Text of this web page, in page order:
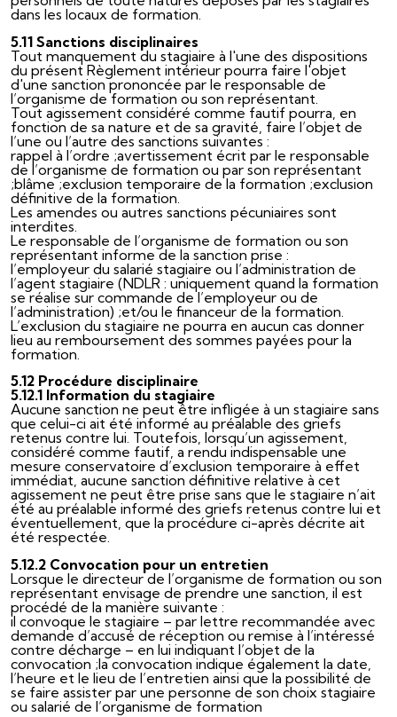
dans les locaux de formation.
5.11 Sanctions disciplinaires
Tout manquement du stagiaire à l'une des dispositions
du présent Règlement intérieur pourra faire l'objet
d'une sanction prononcée par le responsable de
l’organisme de formation ou son représentant.
Tout agissement considéré comme fautif pourra, en
fonction de sa nature et de sa gravité, faire l’objet de
l’une ou l’autre des sanctions suivantes :
rappel à l’ordre ;avertissement écrit par le responsable
de l’organisme de formation ou par son représentant
;blâme ;exclusion temporaire de la formation ;exclusion
définitive de la formation.
Les amendes ou autres sanctions pécuniaires sont
interdites.
Le responsable de l’organisme de formation ou son
représentant informe de la sanction prise :
l’employeur du salarié stagiaire ou l’administration de
l’agent stagiaire (NDLR : uniquement quand la formation
se réalise sur commande de l’employeur ou de
l’administration) ;et/ou le financeur de la formation.
L’exclusion du stagiaire ne pourra en aucun cas donner
lieu au remboursement des sommes payées pour la
formation.
5.12 Procédure disciplinaire
5.12.1 Information du stagiaire
Aucune sanction ne peut être infligée à un stagiaire sans
que celui-ci ait été informé au préalable des griefs
retenus contre lui. Toutefois, lorsqu’un agissement,
considéré comme fautif, a rendu indispensable une
mesure conservatoire d’exclusion temporaire à effet
immédiat, aucune sanction définitive relative à cet
agissement ne peut être prise sans que le stagiaire n’ait
été au préalable informé des griefs retenus contre lui et
éventuellement, que la procédure ci-après décrite ait
été respectée.
5.12.2 Convocation pour un entretien
Lorsque le directeur de l’organisme de formation ou son
représentant envisage de prendre une sanction, il est
procédé de la manière suivante :
il convoque le stagiaire – par lettre recommandée avec
demande d’accusé de réception ou remise à l’intéressé
contre décharge – en lui indiquant l’objet de la
convocation ;la convocation indique également la date,
l’heure et le lieu de l’entretien ainsi que la possibilité de
se faire assister par une personne de son choix stagiaire
ou salarié de l’organisme de formation